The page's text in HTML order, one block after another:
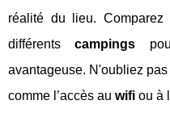
réalité du lieu. Comparez
différentscampings
avantageuse. N'oubliez
comme l’accès auwifi ou à